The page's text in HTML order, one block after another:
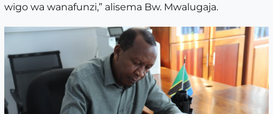
wigo wa wanafunzi,” alisema Bw. Mwalugaja.